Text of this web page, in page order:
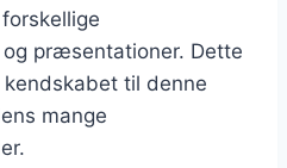
præsentationer. Dette
til denne
mange